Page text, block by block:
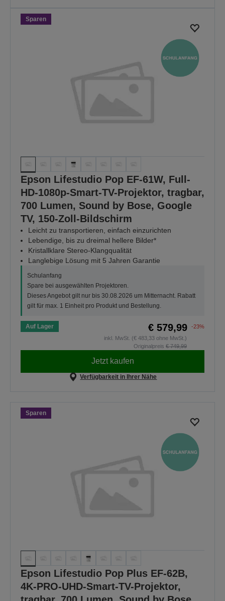
Sparen
Epson Lifestudio Pop EF-61W, Full-
HD-1080p-Smart-TV-Projektor, tragbar,
700 Lumen, Sound by Bose, Google
TV, 150-Zoll-Bildschirm
Leicht zu transportieren, einfach einzurichten
Lebendige, bis zu dreimal hellere Bilder*
Kristallklare Stereo-Klangqualität
Langlebige Lösung mit 5 Jahren Garantie
Schulanfang
Spare bei ausgewählten Projektoren.
Dieses Angebot gilt nur bis 30.08.2026 um Mitternacht. Rabatt
gilt für max. 1 Einheit pro Produkt und Bestellung.
Auf Lager € 579,99
-23%
inkl. MwSt. (€ 483,33 ohne MwSt.)
Originalpreis € 749,99
Jetzt kaufen
Verfügbarkeit in Ihrer Nähe
Sparen
Epson Lifestudio Pop Plus EF-62B,
4K-PRO-UHD-Smart-TV-Projektor,